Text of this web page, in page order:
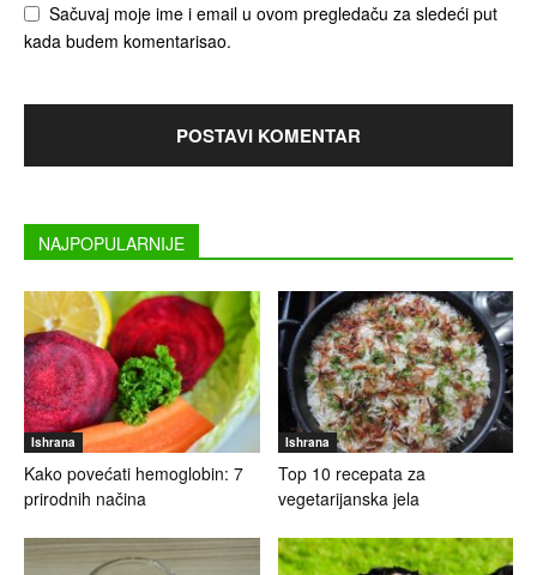
Sačuvaj moje ime i email u ovom pregledaču za sledeći put
kada budem komentarisao.
NAJPOPULARNIJE
Ishrana
Kako povećati hemoglobin: 7
prirodnih načina
Ishrana
Top 10 recepata za
vegetarijanska jela